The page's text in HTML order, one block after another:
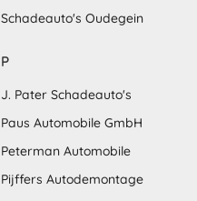
Schadeauto's Oudegein
P
J. Pater Schadeauto's
Paus Automobile GmbH
Peterman Automobile
Pijffers Autodemontage